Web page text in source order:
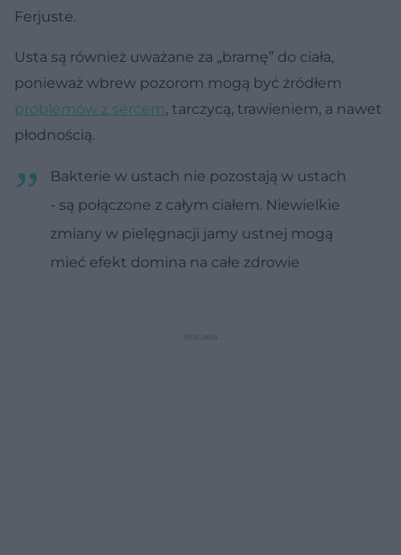
Ferjuste.
Usta są również uważane za „bramę” do ciała,
ponieważ wbrew pozorom mogą być źródłem
problemów z sercem, tarczycą, trawieniem, a nawet
płodnością.
Bakterie w ustach nie pozostają w ustach
- są połączone z całym ciałem. Niewielkie
zmiany w pielęgnacji jamy ustnej mogą
mieć efekt domina na całe zdrowie